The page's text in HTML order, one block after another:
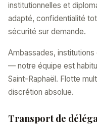
institutionnelles et
adapté, confidentialité
sécurité sur demande.
Ambassades,
— notre équipe est
Saint-Raphaël. Flotte
discrétion absolue.
Transport de